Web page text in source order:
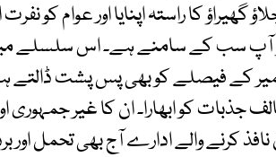
کا راستہ اپنایا اور عوام کو نفرت
آپ سب کے سامنے ہے۔ اس سلسلے
کے فیصلے کو بھی پس پشت ڈالتے
کو ابھارا۔ ان کا غیر جمہوری
کرنے والے ادارے آج بھی تحمل